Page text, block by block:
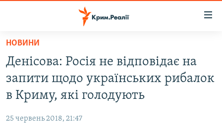
Перейти
основного
матеріалу
Перейти
до
основної
навігації
ВОДА.КРИМ
ВІДЕО ТА ФОТО
БЛОГИ
НОВИНИ
Денісова: Росія не відповідає на
запити щодо українських рибалок
в Криму, які голодують
25 червень 2018, 21:47